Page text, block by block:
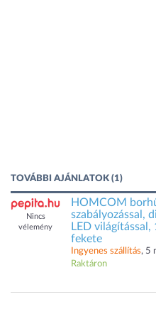
TOVÁBBI AJÁNLATOK (1)
Nincs
vélemény
HOMCOM
szabályozással,
LED
fekete
Ingyenes szállítás, 5
Raktáron